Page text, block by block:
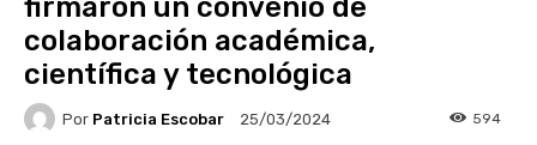
firmaron un convenio de
colaboración académica,
científica y tecnológica
Por Patricia Escobar 25/03/2024 594